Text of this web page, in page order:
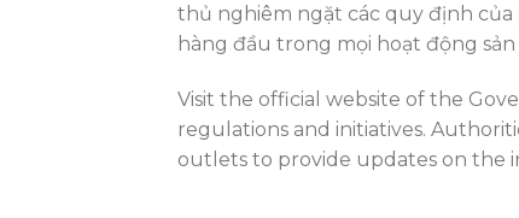
thủ nghiêm ngặt các quy định
hàng đầu trong mọi hoạt động
Visit the official website of the
regulations and initiatives.
outlets to provide updates on the